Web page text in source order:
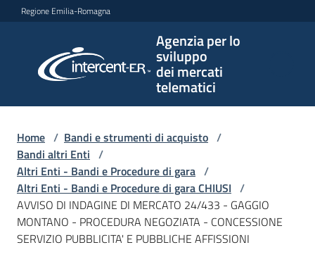
Vai al contenuto
Vai alla navigazione
Vai al footer
Regione Emilia-Romagna
Agenzia per lo
sviluppo
dei mercati
telematici
per lo
sviluppo
telematici
L'Agenzia
Home / Bandi e strumenti di acquisto /
Bandi altri Enti /
Altri Enti - Bandi e Procedure di gara /
Altri Enti - Bandi e Procedure di gara CHIUSI /
AVVISO DI INDAGINE DI MERCATO 24/433 - GAGGIO
MONTANO - PROCEDURA NEGOZIATA - CONCESSIONE
SERVIZIO PUBBLICITA' E PUBBLICHE AFFISSIONI